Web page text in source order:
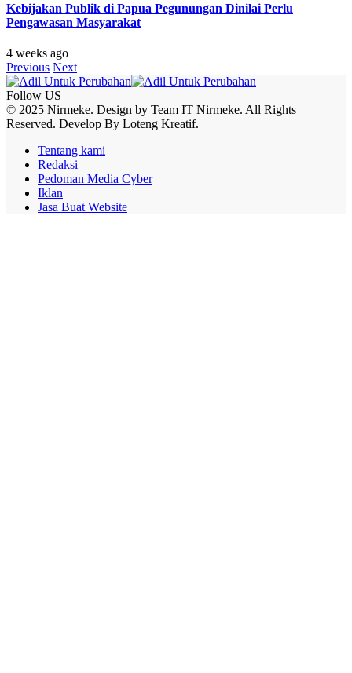
Kebijakan Publik di Papua Pegunungan Dinilai Perlu
Pengawasan Masyarakat
4 weeks ago
Previous Next
Follow US
© 2025 Nirmeke. Design by Team IT Nirmeke. All Rights
Reserved. Develop By Loteng Kreatif.
Tentang kami
Redaksi
Pedoman Media Cyber
Iklan
Jasa Buat Website